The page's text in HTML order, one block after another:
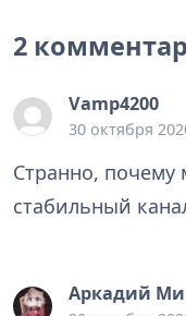
2
Vamp4200
30 октября
Странно, почему
стабильный
Аркадий